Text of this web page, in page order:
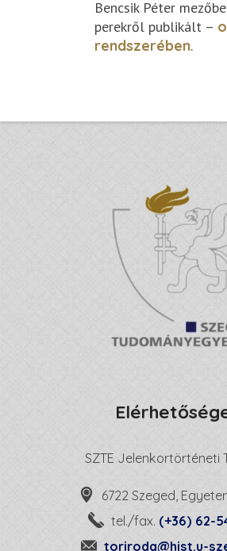
Bencsik Péter
perekről publikált –
rendszerében.
SZTE Jelenkortörténeti
6722 Szeged,
tel./fax. (+36) 62-
toriroda@hist.u-